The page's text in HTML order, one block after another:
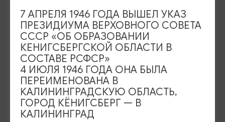
ЭКСКУРСИИ УЧРЕЖДЕНИЙ КУЛЬТУРЫ
Код города. История в символах
25.06.2026 - 30.09.2026, ПН-ПТ в 12:00
Калининград, Музей янтаря
ОТ 150₽ ПУШКИНСКАЯ КАРТА
7 АПРЕЛЯ 1946 ГОДА ВЫШЕЛ УКАЗ
ПРЕЗИДИУМА ВЕРХОВНОГО СОВЕТА
СССР «ОБ ОБРАЗОВАНИИ
КЕНИГСБЕРГСКОЙ ОБЛАСТИ В
СОСТАВЕ РСФСР»
4 ИЮЛЯ 1946 ГОДА ОНА БЫЛА
ПЕРЕИМЕНОВАНА В
КАЛИНИНГРАДСКУЮ ОБЛАСТЬ,
ГОРОД КЁНИГСБЕРГ — В
КАЛИНИНГРАД